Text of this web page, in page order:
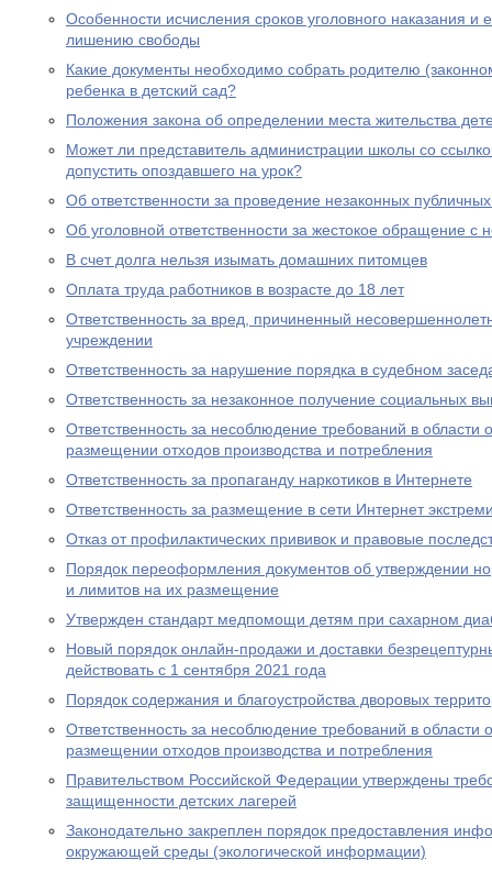
Особенности исчисления сроков уголовного наказания и
лишению свободы
Какие документы необходимо собрать родителю
ребенка в детский сад?
Положения закона об определении места жительства
Может ли представитель администрации школы со
допустить опоздавшего на урок?
Об ответственности за проведение незаконных
Об уголовной ответственности за жестокое обращение с
В счет долга нельзя изымать домашних питомцев
Оплата труда работников в возрасте до 18 лет
Ответственность за вред, причиненный
учреждении
Ответственность за нарушение порядка в судебном
Ответственность за незаконное получение социальных
Ответственность за несоблюдение требований в
размещении отходов производства и потребления
Ответственность за пропаганду наркотиков в Интернете
Ответственность за размещение в сети Интернет
Отказ от профилактических прививок и правовые
Порядок переоформления документов об утверждении
и лимитов на их размещение
Утвержден стандарт медпомощи детям при сахарном
Новый порядок онлайн-продажи и доставки
действовать с 1 сентября 2021 года
Порядок содержания и благоустройства дворовых
Ответственность за несоблюдение требований в
размещении отходов производства и потребления
Правительством Российской Федерации утверждены
защищенности детских лагерей
Законодательно закреплен порядок предоставления
окружающей среды (экологической информации)